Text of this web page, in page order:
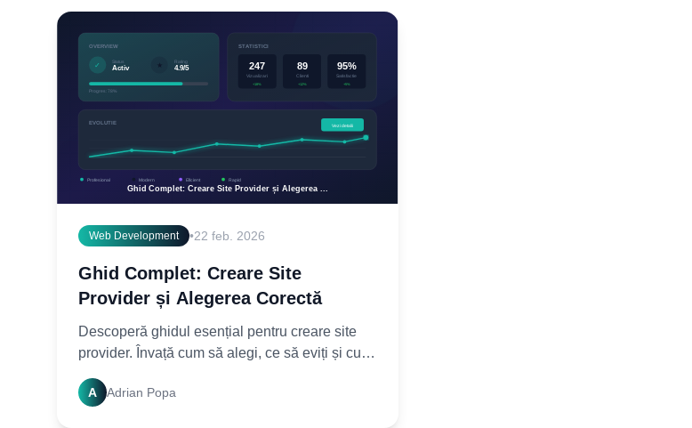
Web Development •22 feb. 2026
Ghid Complet: Creare Site
Provider și Alegerea Corectă
Descoperă ghidul esențial pentru creare site
provider. Învață cum să alegi, ce să eviți și cum
Citește acum
A Adrian Popa